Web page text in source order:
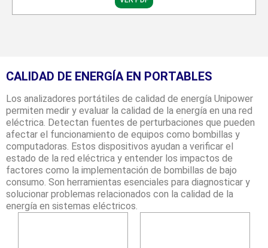
CALIDAD DE ENERGÍA EN PORTABLES
Los analizadores portátiles de calidad de energía Unipower
permiten medir y evaluar la calidad de la energía en una red
eléctrica. Detectan fuentes de perturbaciones que pueden
afectar el funcionamiento de equipos como bombillas y
computadoras. Estos dispositivos ayudan a verificar el
estado de la red eléctrica y entender los impactos de
factores como la implementación de bombillas de bajo
consumo. Son herramientas esenciales para diagnosticar y
solucionar problemas relacionados con la calidad de la
energía en sistemas eléctricos.